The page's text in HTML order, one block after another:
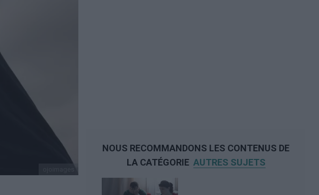
NOUS RECOMMANDONS LES CONTENUS DE
LA CATÉGORIE AUTRES SUJETS